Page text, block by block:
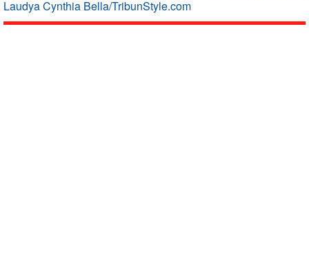
Laudya Cynthia Bella/TribunStyle.com